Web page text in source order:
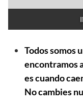
Todos somos
encontramos
es cuando
No cambies